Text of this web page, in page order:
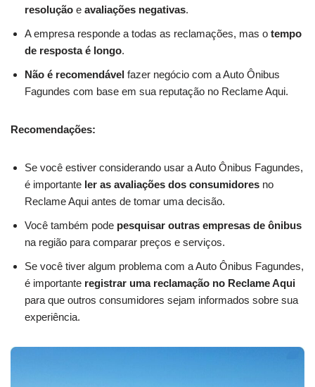
resolução e avaliações negativas.
A empresa responde a todas as reclamações, mas o tempo
de resposta é longo.
Não é recomendável fazer negócio com a Auto Ônibus
Fagundes com base em sua reputação no Reclame Aqui.
Recomendações:
Se você estiver considerando usar a Auto Ônibus Fagundes,
é importante ler as avaliações dos consumidores no
Reclame Aqui antes de tomar uma decisão.
Você também pode pesquisar outras empresas de ônibus
na região para comparar preços e serviços.
Se você tiver algum problema com a Auto Ônibus Fagundes,
é importante registrar uma reclamação no Reclame Aqui
para que outros consumidores sejam informados sobre sua
experiência.